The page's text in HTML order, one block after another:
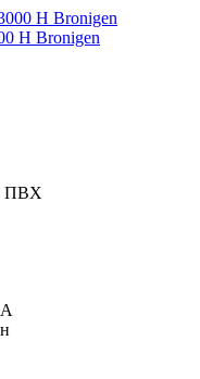
H Bronigen
ПВХ